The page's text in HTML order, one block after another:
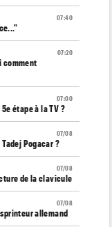
07:40
07:20
comment
07:00
étape à la TV ?
07/08
Pogacar ?
07/08
de la clavicule
07/08
allemand